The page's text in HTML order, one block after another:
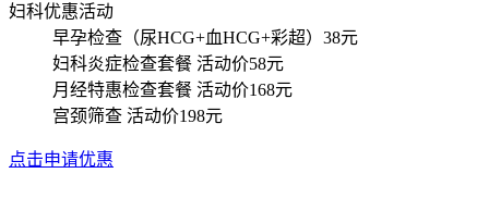
妇科优惠活动
早孕检查（尿HCG+血HCG+彩超） 38元
妇科炎症检查套餐 活动价58元
月经特惠检查套餐 活动价168元
宫颈筛查 活动价198元
点击申请优惠